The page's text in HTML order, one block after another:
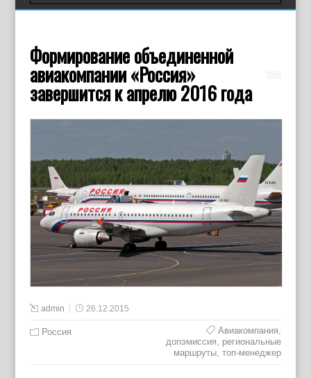
Формирование объединенной
авиакомпании «Россия»
завершится к апрелю 2016 года
admin 26.12.2015
Россия Авиакомпания
допэмиссия
региональные
маршруты ,топ-менеджер